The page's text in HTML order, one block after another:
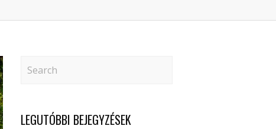
LEGUTÓBBI BEJEGYZÉSEK